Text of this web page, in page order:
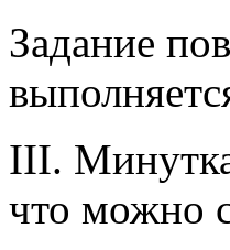
Задание
III. Минутка
что можно